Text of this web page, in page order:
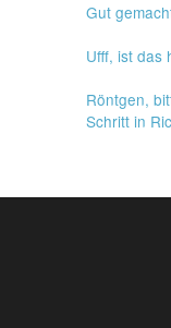
Gut
Ufff, ist das
Röntgen,
Schritt in